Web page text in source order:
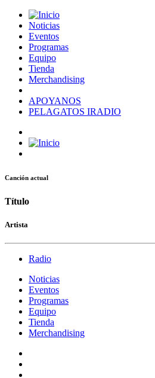
Noticias
Eventos
Programas
Equipo
Tienda
Merchandising
APOYANOS
PELAGATOS IRADIO
Canción actual
Título
Artista
Radio
Noticias
Eventos
Programas
Equipo
Tienda
Merchandising